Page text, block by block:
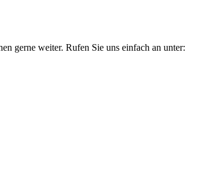
gerne weiter. Rufen Sie uns einfach an unter: